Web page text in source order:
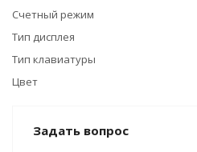
Счетный режим
Тип дисплея
Тип клавиатуры
Цвет
Задать вопрос